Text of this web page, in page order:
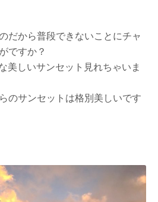
だから普段できないことにチャ
ですか？
美しいサンセット見れちゃいま
のサンセットは格別美しいです